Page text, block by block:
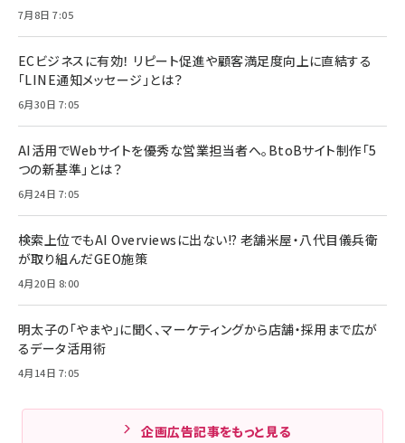
7月8日 7:05
ECビジネスに有効！ リピート促進や顧客満足度向上に直結する
「LINE通知メッセージ」とは？
6月30日 7:05
AI活用でWebサイトを優秀な営業担当者へ。BtoBサイト制作「5
つの新基準」とは？
6月24日 7:05
検索上位でもAI Overviewsに出ない!? 老舗米屋・八代目儀兵衛
が取り組んだGEO施策
4月20日 8:00
明太子の「やまや」に聞く、マーケティングから店舗・採用まで広が
るデータ活用術
4月14日 7:05
企画広告記事をもっと見る